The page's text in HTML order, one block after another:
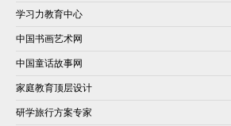
学习力教育中心
中国书画艺术网
中国童话故事网
家庭教育顶层设计
研学旅行方案专家